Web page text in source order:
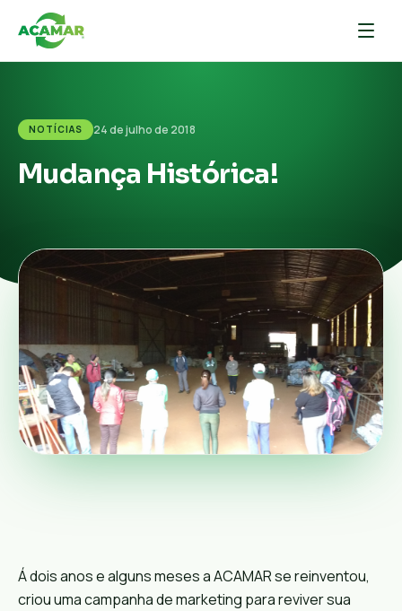
NOTÍCIAS 24 de julho de 2018
Mudança Histórica!
Á dois anos e alguns meses a ACAMAR se reinventou,
criou uma campanha de marketing para reviver sua